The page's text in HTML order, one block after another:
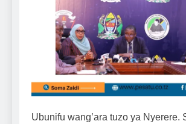
Ubunifu wang’ara tuzo ya Nyerere.